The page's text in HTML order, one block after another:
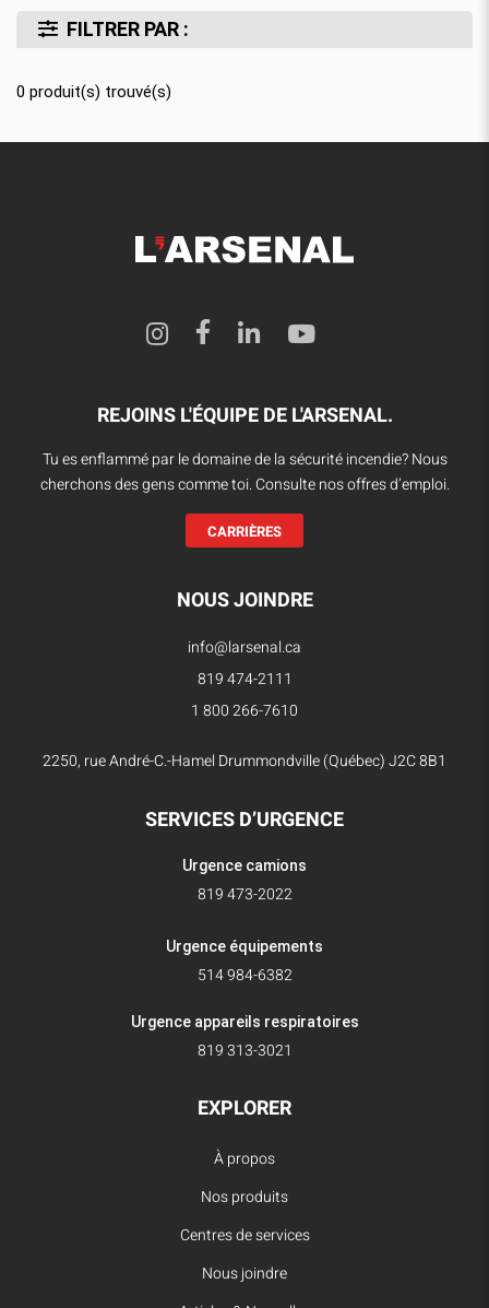
FILTRER PAR :
0 produit(s) trouvé(s)
REJOINS L'ÉQUIPE DE L'ARSENAL.
Tu es enflammé par le domaine de la sécurité incendie? Nous
cherchons des gens comme toi. Consulte nos offres d’emploi.
CARRIÈRES
NOUS JOINDRE
info@larsenal.ca
819 474-2111
1 800 266-7610
2250, rue André-C.-Hamel Drummondville (Québec) J2C 8B1
SERVICES D’URGENCE
Urgence camions
819 473-2022
Urgence équipements
514 984-6382
Urgence appareils respiratoires
819 313-3021
EXPLORER
À propos
Nos produits
Centres de services
Nous joindre